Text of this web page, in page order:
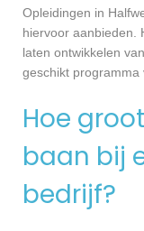
Opleidingen in
hiervoor aanbieden.
laten ontwikkelen
geschikt programma
Hoe
baan bij
bedrijf?